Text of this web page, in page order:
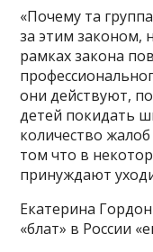
«Почему та
за этим законом,
рамках закона
они действуют,
детей покидать
количество
том что в
принуждают
Екатерина
«блат» в России